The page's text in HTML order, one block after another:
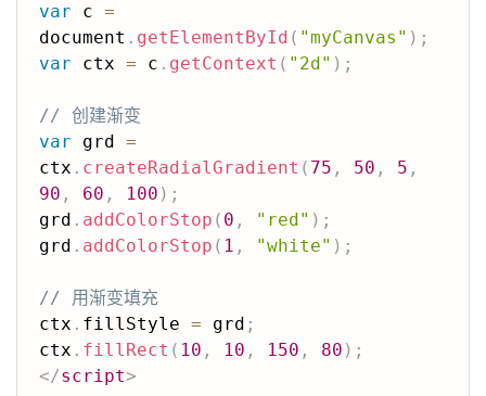
var c =
document . getElementById ( "myCanvas" ) ;
var ctx = c . getContext ( "2d" ) ;
// 创建渐变
var grd =
ctx . createRadialGradient ( 75 , 50 , 5 ,
90 , 60 , 100 ) ;
grd . addColorStop ( 0 , "red" ) ;
grd . addColorStop ( 1 , "white" ) ;
// 用渐变填充
ctx . fillStyle = grd ;
ctx . fillRect ( 10 , 10 , 150 , 80 ) ;
</script>